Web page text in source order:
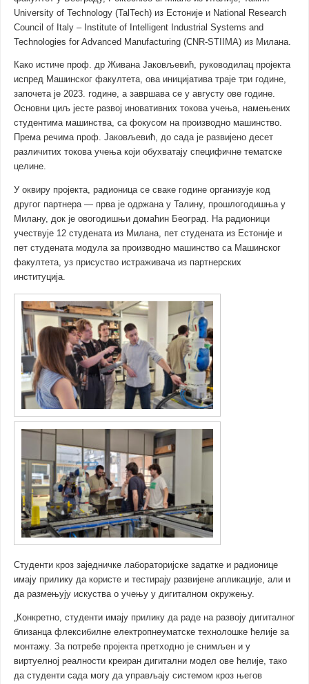
University of Technology (TalTech) из Естоније и National Research
Council of Italy – Institute of Intelligent Industrial Systems and
Technologies for Advanced Manufacturing (CNR-STIIMA) из Милана.
Како истиче проф. др Живана Јаковљевић, руководилац пројекта
испред Машинског факултета, ова иницијатива траје три године,
започета је 2023. године, а завршава се у августу ове године.
Основни циљ јесте развој иновативних токова учења, намењених
студентима машинства, са фокусом на производно машинство.
Према речима проф. Јаковљевић, до сада је развијено десет
различитих токова учења који обухватају специфичне тематске
целине.
У оквиру пројекта, радионица се сваке године организује код
другог партнера — прва је одржана у Талину, прошлогодишња у
Милану, док је овогодишњи домаћин Београд. На радионици
учествује 12 студената из Милана, пет студената из Естоније и
пет студената модула за производно машинство са Машинског
факултета, уз присуство истраживача из партнерских
институција.
Студенти кроз заједничке лабораторијске задатке и радионице
имају прилику да користе и тестирају развијене апликације, али и
да размењују искуства о учењу у дигиталном окружењу.
„Конкретно, студенти имају прилику да раде на развоју дигиталног
близанца флексибилне електропнеуматске технолошке ћелије за
монтажу. За потребе пројекта претходно је снимљен и у
виртуелној реалности креиран дигитални модел ове ћелије, тако
да студенти сада могу да управљају системом кроз његов